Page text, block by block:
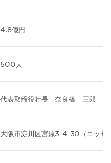
4.8億円
500人
代表取締役社長 奈良橋 三郎
大阪市淀川区宮原3-4-30（ニッセ